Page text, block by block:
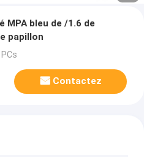
MPA bleu de /1.6 de
papillon
Contactez